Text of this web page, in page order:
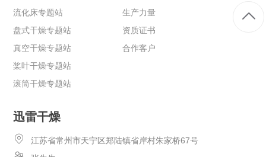
流化床专题站
盘式干燥专题站
真空干燥专题站
桨叶干燥专题站
滚筒干燥专题站
生产力量
资质证书
合作客户
迅雷干燥
江苏省常州市天宁区郑陆镇省岸村朱家桥67号